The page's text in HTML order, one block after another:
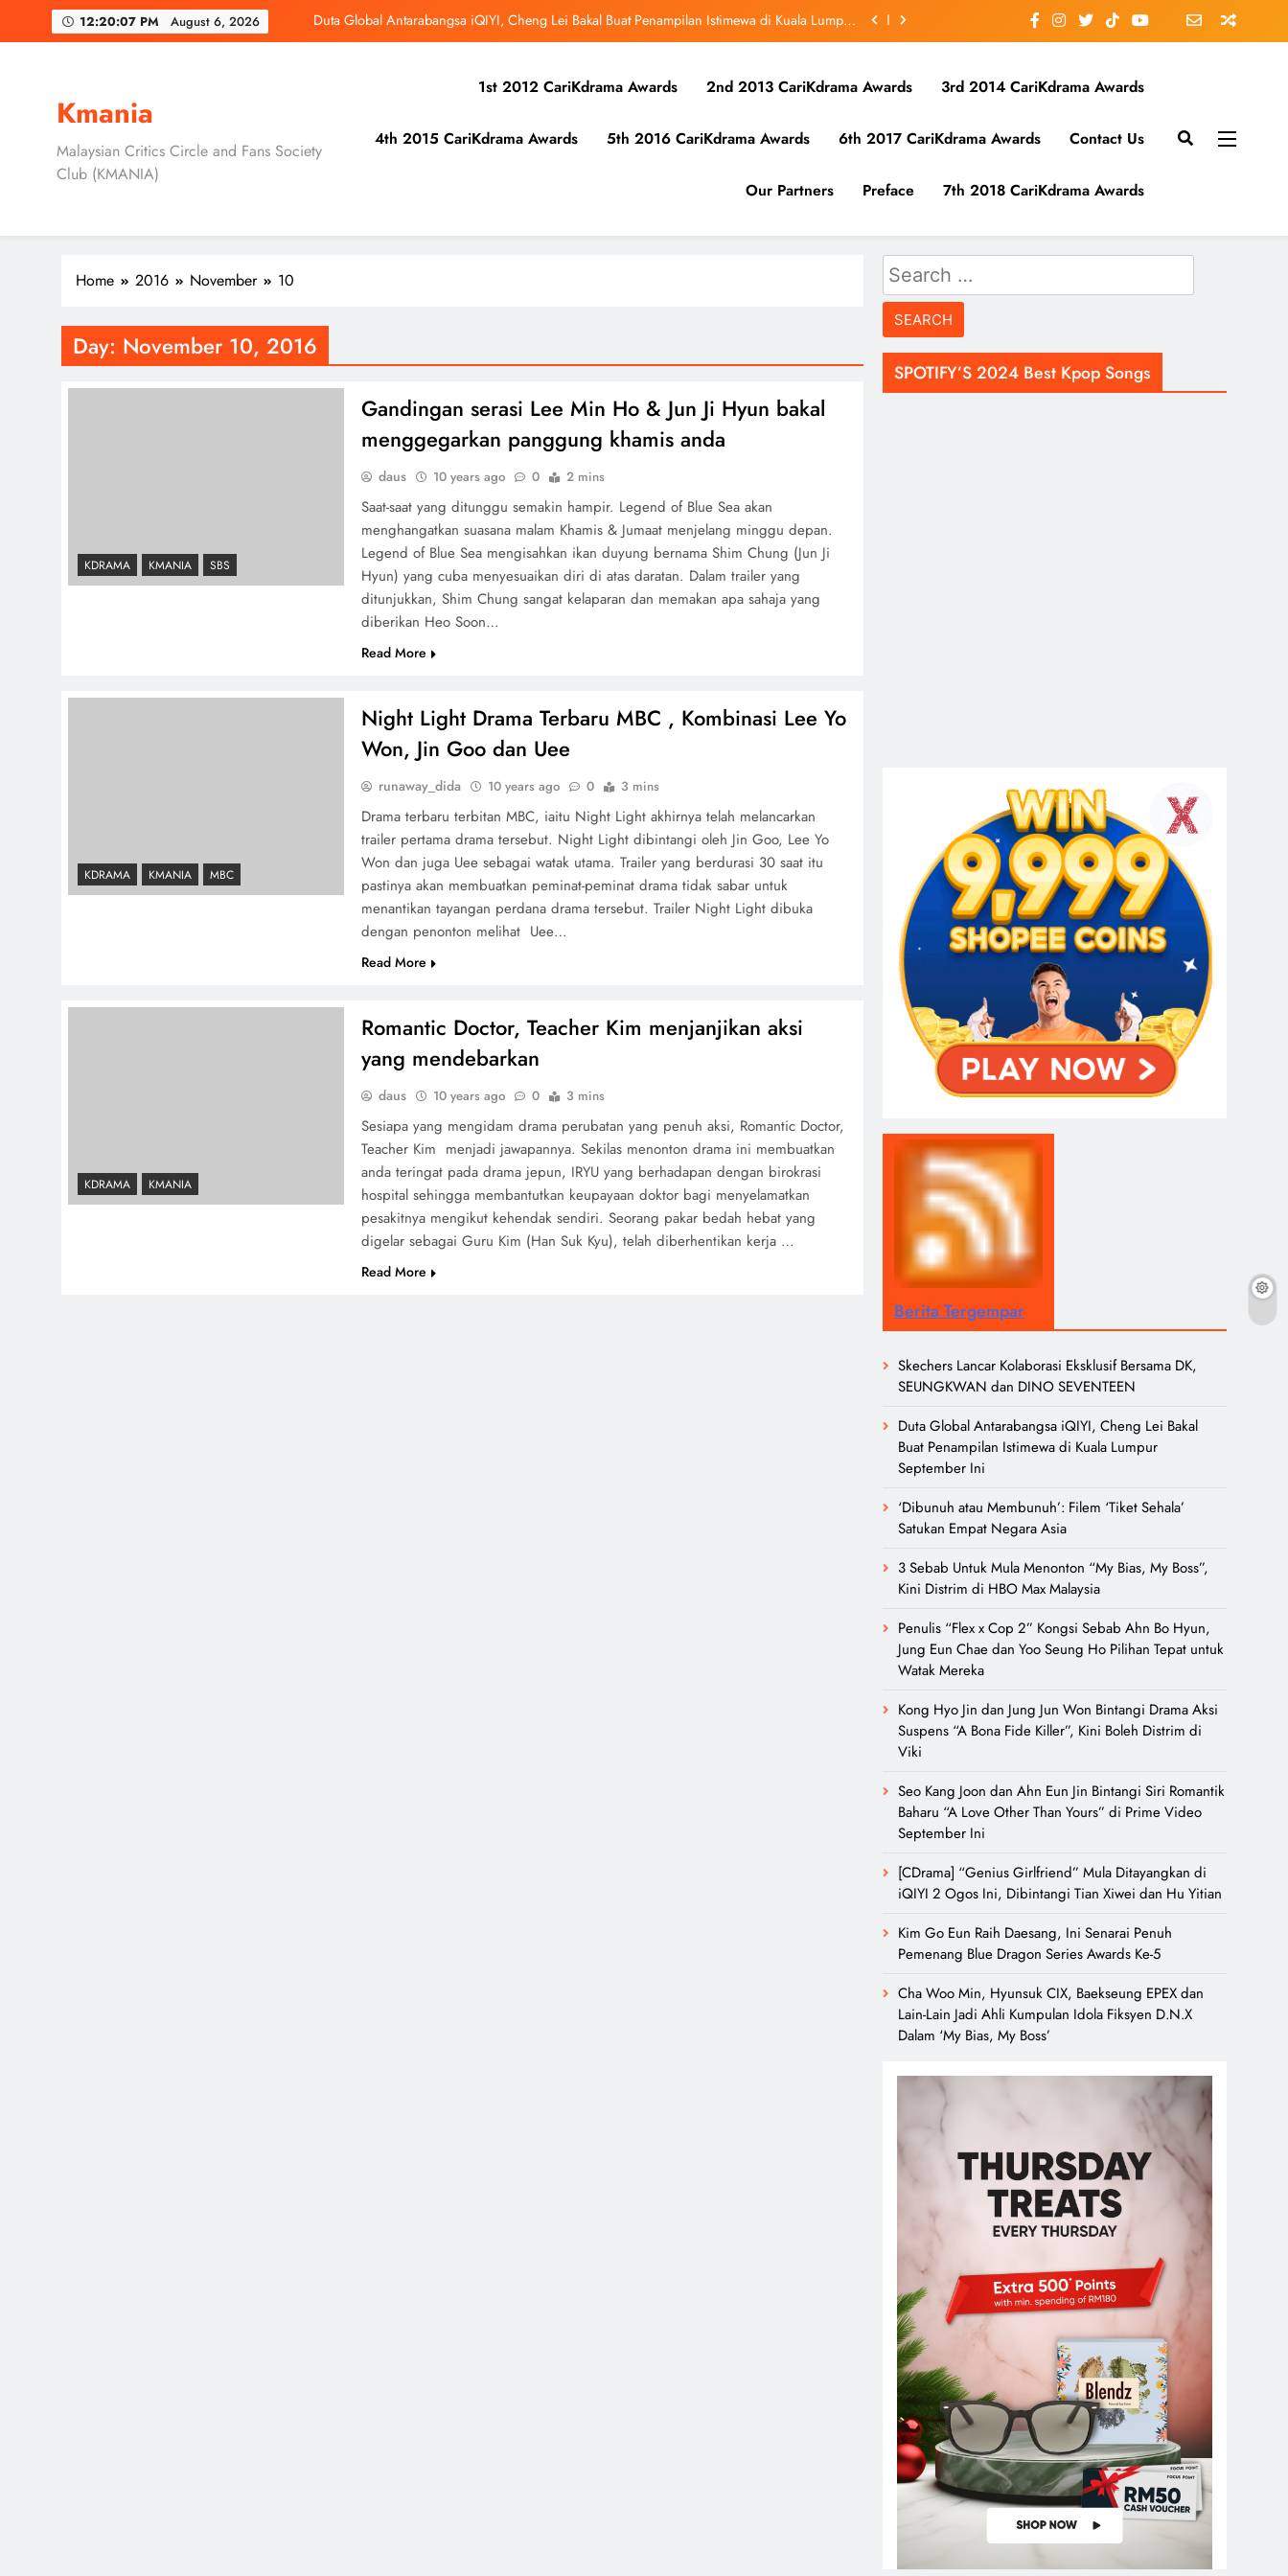
12:20:07 PM August 6, 2026 Duta Global Antarabangsa iQIYI, Cheng Lei Bakal Buat Penampilan Istimewa di Kuala Lumpur
Skechers Lancar Kolaborasi Eksklusif Bersama DK, SEUNGKWAN dan DINO SEVENTEEN
Duta Global Antarabangsa iQIYI, Cheng Lei Bakal Buat Penampilan Istimewa di Kuala Lumpur
September Ini
Kmania
Malaysian Critics Circle and Fans Society
Club (KMANIA)
1st 2012 CariKdrama Awards 2nd 2013 CariKdrama Awards 3rd 2014 CariKdrama Awards
4th 2015 CariKdrama Awards 5th 2016 CariKdrama Awards 6th 2017 CariKdrama Awards Contact Us
Our Partners Preface 7th 2018 CariKdrama Awards
Home 2016 November 10
Day: November 10, 2016
KDRAMA KMANIA SBS
Gandingan serasi Lee Min Ho & Jun Ji Hyun bakal
menggegarkan panggung khamis anda
daus 10 years ago 0 2 mins
Saat-saat yang ditunggu semakin hampir. Legend of Blue Sea akan
menghangatkan suasana malam Khamis & Jumaat menjelang minggu depan.
Legend of Blue Sea mengisahkan ikan duyung bernama Shim Chung (Jun Ji
Hyun) yang cuba menyesuaikan diri di atas daratan. Dalam trailer yang
ditunjukkan, Shim Chung sangat kelaparan dan memakan apa sahaja yang
diberikan Heo Soon…
Read More
KDRAMA KMANIA MBC
Night Light Drama Terbaru MBC , Kombinasi Lee Yo
Won, Jin Goo dan Uee
runaway_dida 10 years ago 0 3 mins
Drama terbaru terbitan MBC, iaitu Night Light akhirnya telah melancarkan
trailer pertama drama tersebut. Night Light dibintangi oleh Jin Goo, Lee Yo
Won dan juga Uee sebagai watak utama. Trailer yang berdurasi 30 saat itu
pastinya akan membuatkan peminat-peminat drama tidak sabar untuk
menantikan tayangan perdana drama tersebut. Trailer Night Light dibuka
dengan penonton melihat Uee…
Read More
KDRAMA KMANIA
Romantic Doctor, Teacher Kim menjanjikan aksi
yang mendebarkan
daus 10 years ago 0 3 mins
Sesiapa yang mengidam drama perubatan yang penuh aksi, Romantic Doctor,
Teacher Kim menjadi jawapannya. Sekilas menonton drama ini membuatkan
anda teringat pada drama jepun, IRYU yang berhadapan dengan birokrasi
hospital sehingga membantutkan keupayaan doktor bagi menyelamatkan
pesakitnya mengikut kehendak sendiri. Seorang pakar bedah hebat yang
digelar sebagai Guru Kim (Han Suk Kyu), telah diberhentikan kerja …
Read More
Search
for:
SPOTIFY’S 2024 Best Kpop Songs
Berita Tergempar
Skechers Lancar Kolaborasi Eksklusif Bersama DK,
SEUNGKWAN dan DINO SEVENTEEN
Duta Global Antarabangsa iQIYI, Cheng Lei Bakal
Buat Penampilan Istimewa di Kuala Lumpur
September Ini
‘Dibunuh atau Membunuh’: Filem ‘Tiket Sehala’
Satukan Empat Negara Asia
3 Sebab Untuk Mula Menonton “My Bias, My Boss”,
Kini Distrim di HBO Max Malaysia
Penulis “Flex x Cop 2” Kongsi Sebab Ahn Bo Hyun,
Jung Eun Chae dan Yoo Seung Ho Pilihan Tepat untuk
Watak Mereka
Kong Hyo Jin dan Jung Jun Won Bintangi Drama Aksi
Suspens “A Bona Fide Killer”, Kini Boleh Distrim di
Viki
Seo Kang Joon dan Ahn Eun Jin Bintangi Siri Romantik
Baharu “A Love Other Than Yours” di Prime Video
September Ini
[CDrama] “Genius Girlfriend” Mula Ditayangkan di
iQIYI 2 Ogos Ini, Dibintangi Tian Xiwei dan Hu Yitian
Kim Go Eun Raih Daesang, Ini Senarai Penuh
Pemenang Blue Dragon Series Awards Ke-5
Cha Woo Min, Hyunsuk CIX, Baekseung EPEX dan
Lain-Lain Jadi Ahli Kumpulan Idola Fiksyen D.N.X
Dalam ‘My Bias, My Boss’